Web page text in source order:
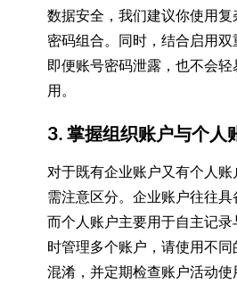
数据安全，我们建议你使用
密码组合。同时，结合启用
即便账号密码泄露，也不会
用。
3. 掌握组织账户与个人
对于既有企业账户又有个人
需注意区分。企业账户往往具
而个人账户主要用于自主记
时管理多个账户，请使用不
混淆，并定期检查账户活动使